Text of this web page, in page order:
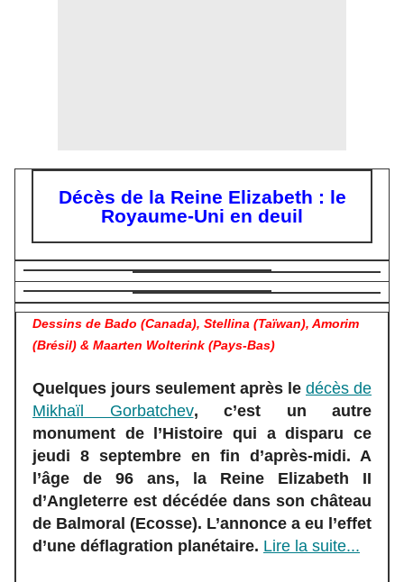
Décès de la Reine Elizabeth : le
Royaume-Uni en deuil
Dessins de Bado (Canada), Stellina (Taïwan), Amorim
(Brésil) & Maarten Wolterink (Pays-Bas)
Quelques jours seulement après le décès de
Mikhaïl Gorbatchev, c’est un autre
monument de l’Histoire qui a disparu ce
jeudi 8 septembre en fin d’après-midi. A
l’âge de 96 ans, la Reine Elizabeth II
d’Angleterre est décédée dans son château
de Balmoral (Ecosse). L’annonce a eu l’effet
d’une déflagration planétaire. Lire la suite...